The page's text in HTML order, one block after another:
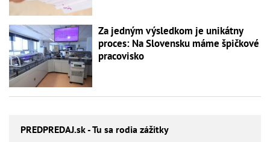
Za jedným výsledkom je unikátny
proces: Na Slovensku máme špičkové
pracovisko
PREDPREDAJ.sk - Tu sa rodia zážitky